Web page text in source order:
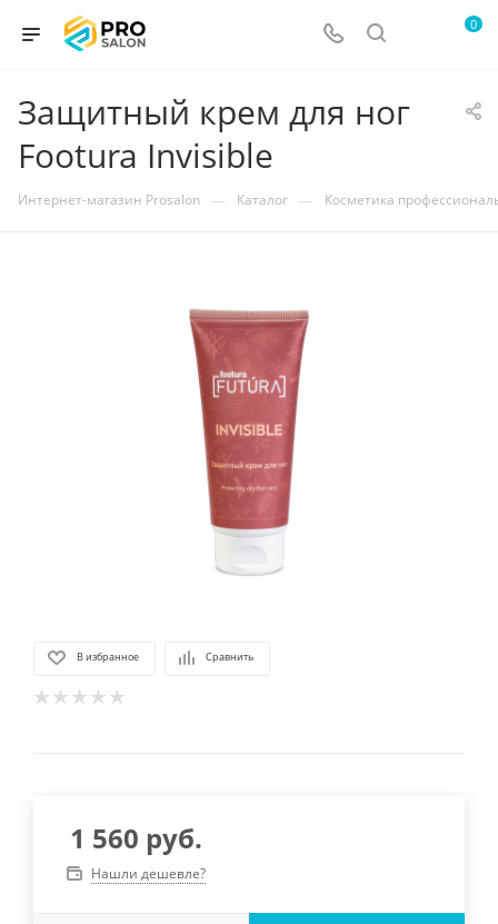
0
Защитный крем для ног
Footura Invisible
Интернет-магазин Prosalon — Каталог — Косметика
В избранное Сравнить
1 560 руб.
Нашли дешевле?